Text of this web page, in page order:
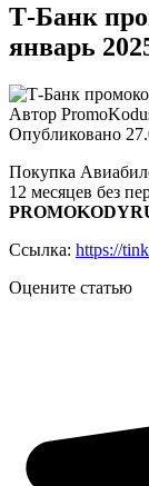
Т-Банк
январь
Автор
Опубликовано
Покупка
12 месяцев без
Ссылка: https://
Оцените статью